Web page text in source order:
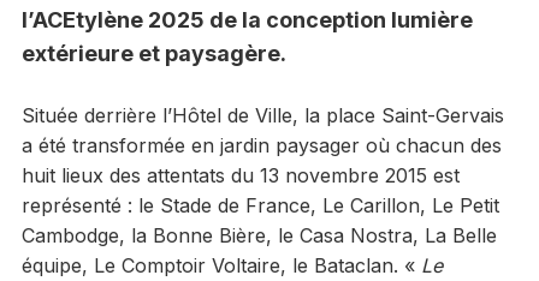
l’ACEtylène 2025 de la conception lumière
extérieure et paysagère.
Située derrière l’Hôtel de Ville, la place Saint-Gervais
a été transformée en jardin paysager où chacun des
huit lieux des attentats du 13 novembre 2015 est
représenté : le Stade de France, Le Carillon, Le Petit
Cambodge, la Bonne Bière, le Casa Nostra, La Belle
équipe, Le Comptoir Voltaire, le Bataclan. « Le